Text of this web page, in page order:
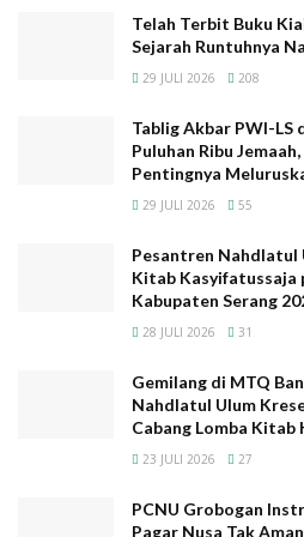
seluruh Indonesia dengan
triliun. Rencananya kegiatan ini
tenaga kerja. Program
pembangunan bangunan
mandi dan kakus/toilet, tempat
tangan dan tempat cuci
anggaran setiap unit sekitar
Telah Terbit Buku Kiai Imad 1000
Runtuhnya Nasab Baalwi di
Tablig Akbar PWI-LS di Pemalang
Telah Terbit Buku
Sejarah Runtuhnya
29 JULI 2026 208
Tablig Akbar PWI-LS
Puluhan Ribu
Pentingnya
29 JULI 2026 55
Pesantren Nahdlatul
Kitab Kasyifatussaja
Kabupaten Serang
28 JULI 2026 31
Gemilang di MTQ
Nahdlatul Ulum
Cabang Lomba Kitab
23 JULI 2026 27
PCNU Grobogan
Pagar Nusa Tak